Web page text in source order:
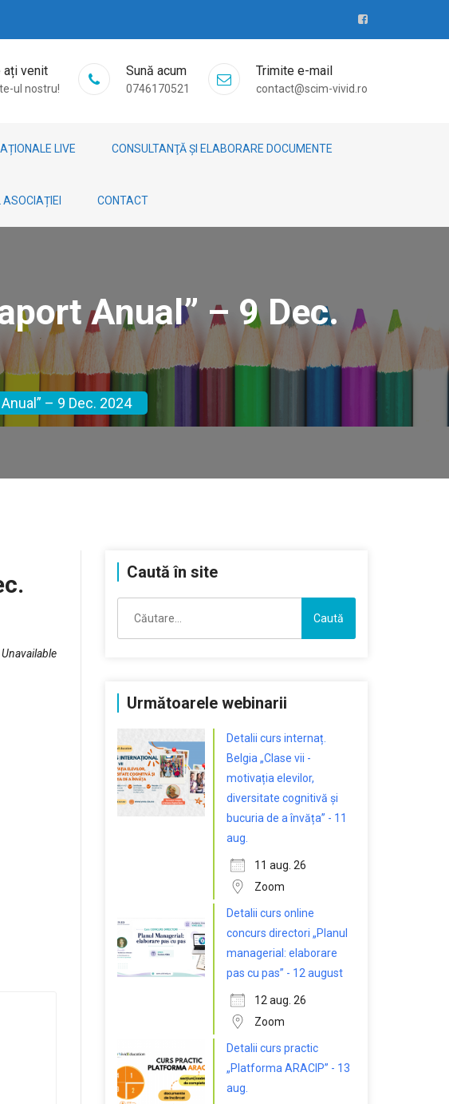
ați venit
ul nostru!
Sună acum
0746170521
Trimite e-mail
contact@scim-vivid.ro
LIVE CONSULTANŢĂ ȘI ELABORARE DOCUMENTE
CONTACT
Anual” – 9 Dec.
– 9 Dec. 2024
Caută în site
după:
Următoarele webinarii
Detalii curs internaț.
Belgia „Clase vii -
motivația elevilor,
diversitate cognitivă și
bucuria de a învăța” - 11
aug.
11 aug. 26
Zoom
Detalii curs online
concurs directori „Planul
managerial: elaborare
pas cu pas” - 12 august
12 aug. 26
Zoom
Detalii curs practic
„Platforma ARACIP” - 13
aug.